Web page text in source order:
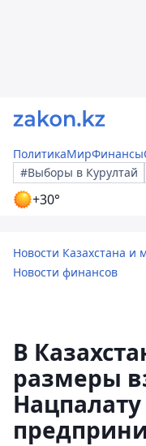
ПолитикаМирФинансы
#Выборы в Курултай
+30°
Новости Казахстана и
Новости финансов
В
размеры
Нацпалату